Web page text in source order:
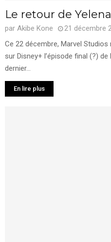
Le retour de
par Akibe Kone
21 décembre
Ce 22 décembre, Marvel Studios
sur Disney+ l’épisode final (?)
dernier...
En lire plus